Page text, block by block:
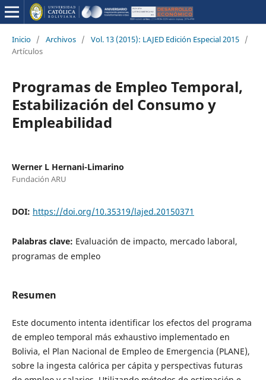
Inicio / Archivos / Vol. 13 (2015): LAJED Edición Especial 2015 /
Artículos
Programas de Empleo Temporal,
Estabilización del Consumo y
Empleabilidad
Werner L Hernani-Limarino
Fundación ARU
DOI: https://doi.org/10.35319/lajed.20150371
Palabras clave: Evaluación de impacto, mercado laboral,
programas de empleo
Resumen
Este documento intenta identificar los efectos del programa
de empleo temporal más exhaustivo implementado en
Bolivia, el Plan Nacional de Empleo de Emergencia (PLANE),
sobre la ingesta calórica per cápita y perspectivas futuras